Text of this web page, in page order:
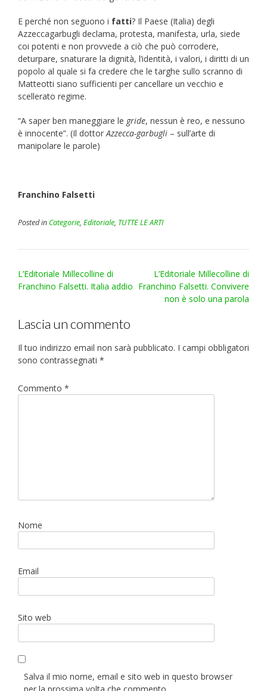
E perché non seguono i fatti? Il Paese (Italia) degli
Azzeccagarbugli declama, protesta, manifesta, urla, siede
coi potenti e non provvede a ciò che può corrodere,
deturpare, snaturare la dignità, l’identità, i valori, i diritti di un
popolo al quale si fa credere che le targhe sullo scranno di
Matteotti siano sufficienti per cancellare un vecchio e
scellerato regime.
“A saper ben maneggiare le gride, nessun è reo, e nessuno
è innocente”. (Il dottorAzzecca-garbugli – sull’arte di
manipolare le parole)
Franchino Falsetti
Posted in Categorie, Editoriale, TUTTE LE ARTI
Post
navigation
L’Editoriale Millecolline di
Franchino Falsetti. Italia addio
L’Editoriale Millecolline di
Franchino Falsetti. Convivere
non è solo una parola
Lascia un commento
Il tuo indirizzo email non sarà pubblicato. I campi obbligatori
sono contrassegnati *
Commento *
Nome
Email
Sito web
Salva il mio nome, email e sito web in questo browser